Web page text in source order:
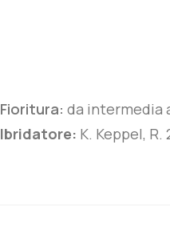
Fioritura: da intermedia
Ibridatore: K. Keppel, R.